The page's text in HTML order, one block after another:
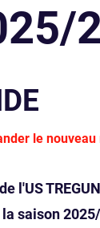
le nouveau
l'US
saison